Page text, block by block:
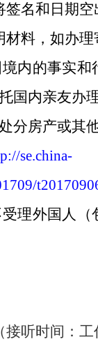
签名和日期空
材料，如
内的事实
托国内亲
分房产或其
se.china-
理外国人
接听时间：